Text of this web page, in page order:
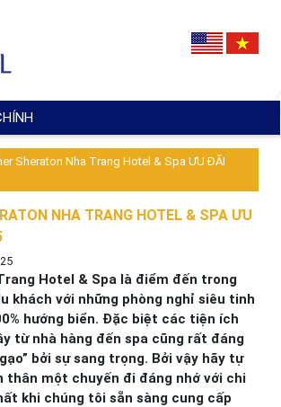
Sheraton Nha Trang Hotel & Spa ƯU ĐÃI
NHA TRANG HOTEL & SPA ƯU
Hotel & Spa là điểm đến trong
khách với những phòng nghỉ siêu tinh
hướng biển. Đặc biệt các tiện ích
từ nhà hàng đến spa cũng rất đáng
bởi sự sang trọng. Bởi vậy hãy tự
thân một chuyến đi đáng nhớ với chi
khi chúng tôi sẵn sàng cung cấp